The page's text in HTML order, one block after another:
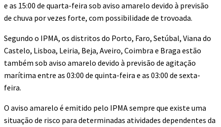
e as 15:00 de quarta-feira sob aviso amarelo devido à previsão
de chuva por vezes forte, com possibilidade de trovoada.
Segundo o IPMA, os distritos do Porto, Faro, Setúbal, Viana do
Castelo, Lisboa, Leiria, Beja, Aveiro, Coimbra e Braga estão
também sob aviso amarelo devido à previsão de agitação
marítima entre as 03:00 de quinta-feira e as 03:00 de sexta-
feira.
O aviso amarelo é emitido pelo IPMA sempre que existe uma
situação de risco para determinadas atividades dependentes da